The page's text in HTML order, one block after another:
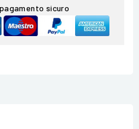
sicuro